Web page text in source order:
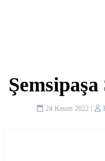
Şemsipaşa
24 Kasım 2022 |